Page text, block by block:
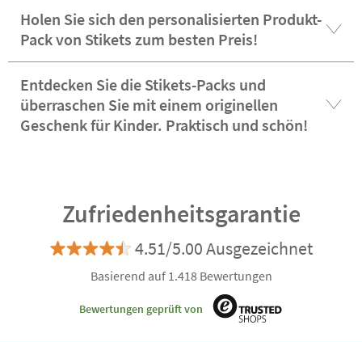
Holen Sie sich den personalisierten Produkt-
Pack von Stikets zum besten Preis!
Entdecken Sie die Stikets-Packs und
überraschen Sie mit einem originellen
Geschenk für Kinder. Praktisch und schön!
Zufriedenheitsgarantie
4.51/5.00 Ausgezeichnet
Basierend auf 1.418 Bewertungen
Bewertungen geprüft von